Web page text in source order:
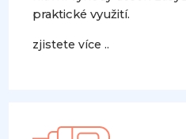
praktické využití.
zjistete více ..